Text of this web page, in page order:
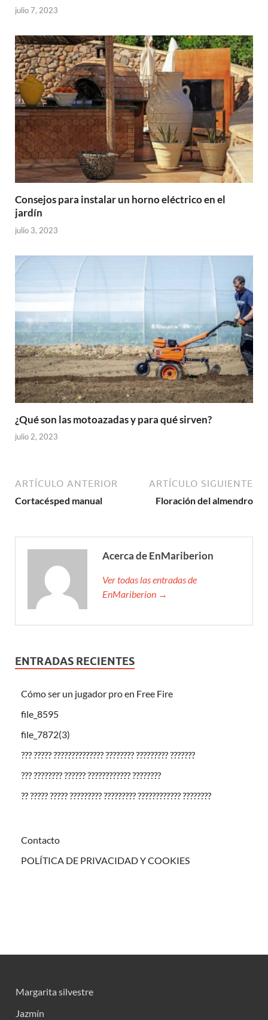
julio 7, 2023
Consejos para instalar un horno eléctrico en el
jardín
julio 3, 2023
¿Qué son las motoazadas y para qué sirven?
julio 2, 2023
ARTÍCULO ANTERIOR
Cortacésped manual
ARTÍCULO SIGUIENTE
Floración del almendro
Acerca de EnMariberion
Ver todas las entradas de
EnMariberion →
ENTRADAS RECIENTES
Cómo ser un jugador pro en Free Fire
file_8595
file_7872(3)
??? ????? ?????????????? ???????? ????????? ???????
??? ???????? ?????? ???????????? ????????
?? ????? ????? ????????? ????????? ???????????? ????????
Contacto
POLÍTICA DE PRIVACIDAD Y COOKIES
Margarita silvestre
Jazmín